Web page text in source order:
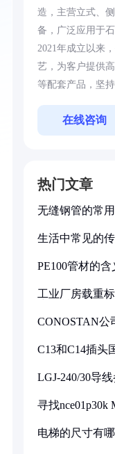
造，主营立式、
备，广泛应用于
2021年成立以来
艺，为客户提供
等配套产品，坚
在线咨询
热门文章
无缝钢管的常
生活中常见的
PE100管材的含
工业厂房载重
CONOSTAN公
C13和C14插头
LGJ-240/30导
寻找nce01p30k
电梯的尺寸有